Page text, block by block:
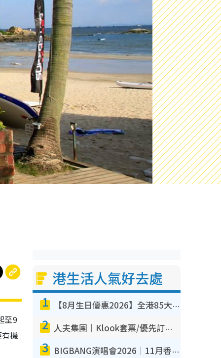
至9
機
港生活人氣好去處
1 【8月生日優惠2026】全港85大食買玩著數攻略 自助餐/火鍋放題同行免費＋誠品/DONKI送現金券
2 人夫集團｜Klook套票/優先訂票/公開發售搶飛攻略！附票價.購票連結.場地座位表
3 BIGBANG演唱會2026｜11月香港啟德開3場！實名制VIP申請、優先購票攻略